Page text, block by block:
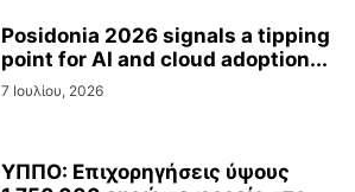
Posidonia 2026 signals a tipping
point for AI and cloud adoption...
7 Ιουλίου, 2026
ΥΠΠΟ: Επιχορηγήσεις ύψους